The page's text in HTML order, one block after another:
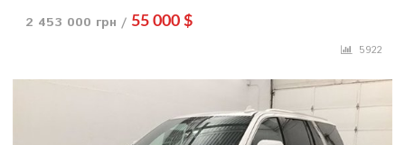
2 453 000 грн / 55 000 $
5922